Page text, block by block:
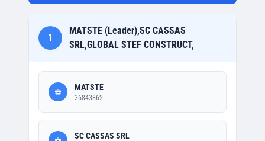
1
MATSTE (Leader),SC CASSAS
SRL,GLOBAL STEF CONSTRUCT,
MATSTE
36843862
SC CASSAS SRL